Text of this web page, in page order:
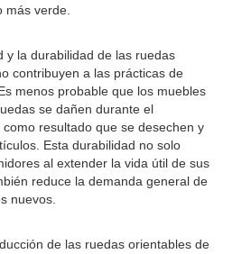
más verde.
y la durabilidad de las ruedas
contribuyen a las prácticas de
menos probable que los muebles
se dañen durante el
resultado que se desechen y
Esta durabilidad no solo
al extender la vida útil de sus
reduce la demanda general de
nuevos.
de las ruedas orientables de